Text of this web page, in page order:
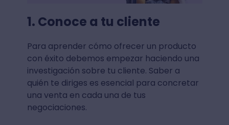
1. Conoce a tu cliente
Para aprender cómo ofrecer un producto
con éxito debemos empezar haciendo una
investigación sobre tu cliente. Saber a
quién te diriges es esencial para concretar
una venta en cada una de tus
negociaciones.